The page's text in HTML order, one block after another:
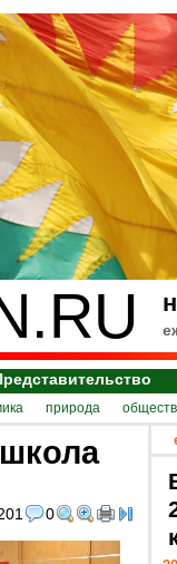
природа
0